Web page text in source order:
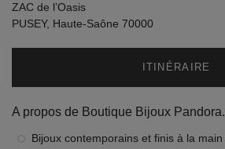
ZAC de l’Oasis
PUSEY, Haute-Saône 70000
ITINÉRAIRE
A propos de Boutique Bijoux Pandora.
Bijoux contemporains et finis à la main